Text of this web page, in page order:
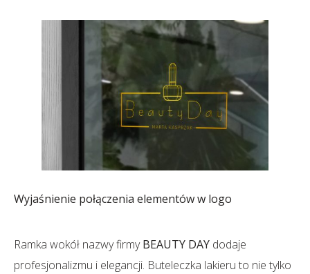
Wyjaśnienie połączenia elementów w logo
Ramka wokół nazwy firmyBEAUTY DAY dodaje
profesjonalizmu i elegancji. Buteleczka lakieru to nie tylko